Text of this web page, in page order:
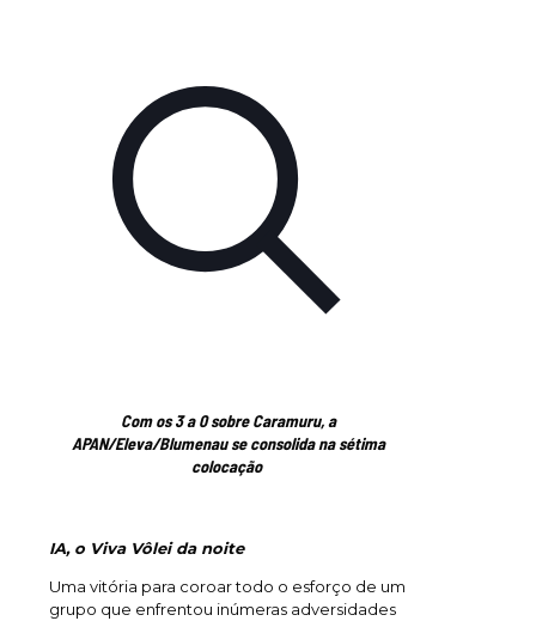
Com os 3 a 0 sobre Caramuru, a
APAN/Eleva/Blumenau se consolida na sétima
colocação
IA, o Viva Vôlei da noite
Uma vitória para coroar todo o esforço de um
grupo que enfrentou inúmeras adversidades